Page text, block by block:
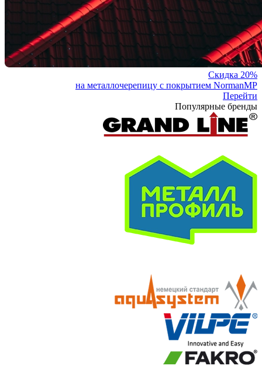
Скидка 20%
на металлочерепицу с покрытием NormanMP
Перейти
Популярные бренды